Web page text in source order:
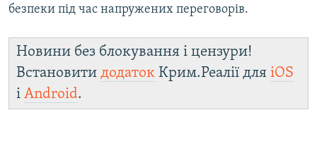
безпеки під час напружених переговорів.
Новини без блокування і цензури!
Встановити додаток Крим.Реалії для iOS
і Android.